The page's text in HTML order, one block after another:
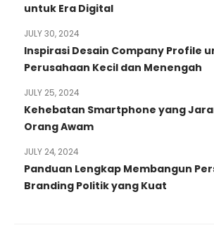
untuk Era Digital
Inspirasi Desain Company Profile
Perusahaan Kecil dan Menengah
JULY 30, 2024
Kehebatan Smartphone yang
Orang Awam
JULY 25, 2024
Panduan Lengkap Membangun
Branding Politik yang Kuat
JULY 24, 2024